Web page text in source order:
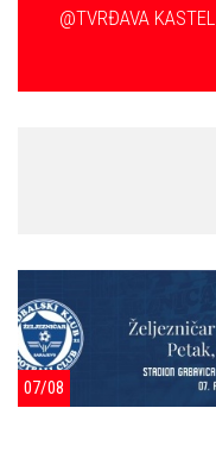
@TVRĐAVA KASTEL
07/08